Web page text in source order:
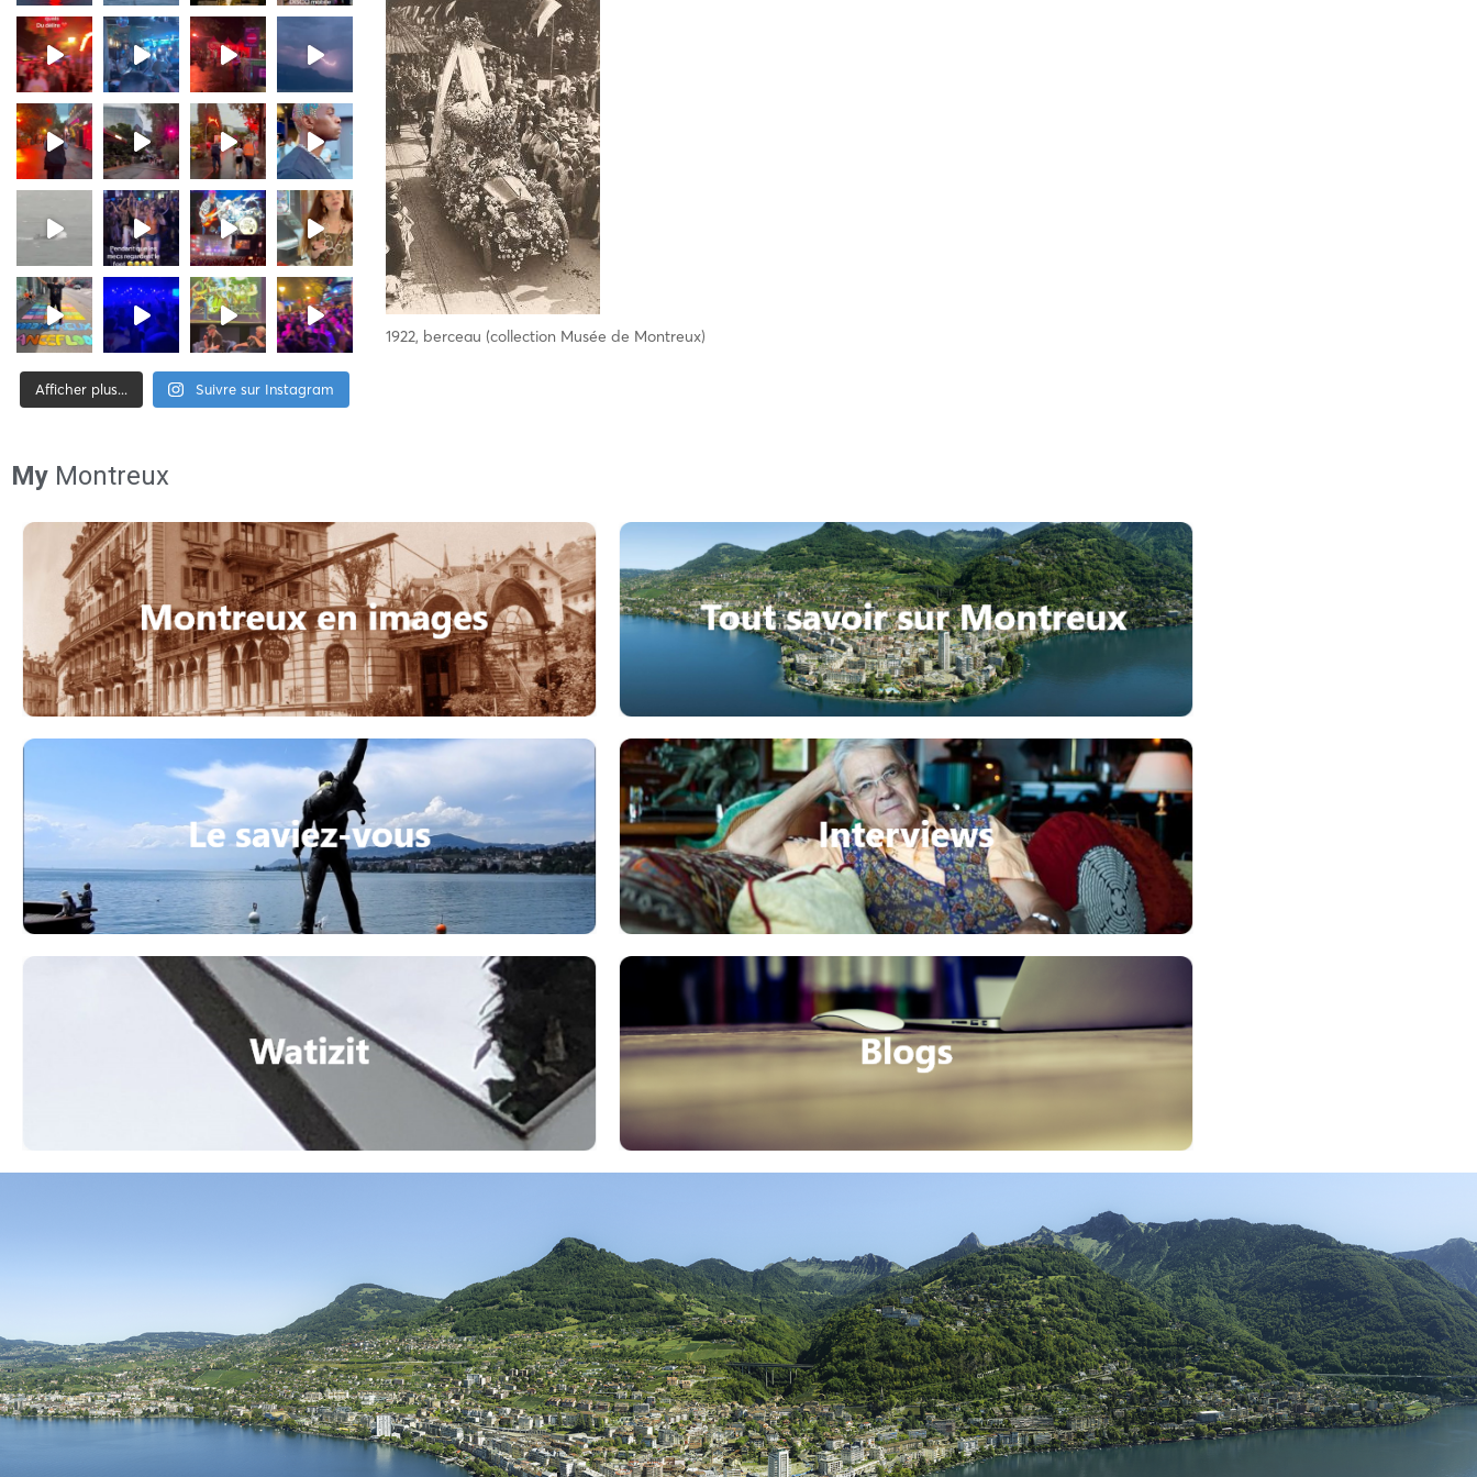
Afficher plus... Suivre sur Instagram
1922, berceau (collection Musée de Montreux)
My Montreux